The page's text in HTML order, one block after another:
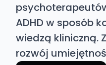
ADHD w sposób
wiedzą kliniczną.
rozwój